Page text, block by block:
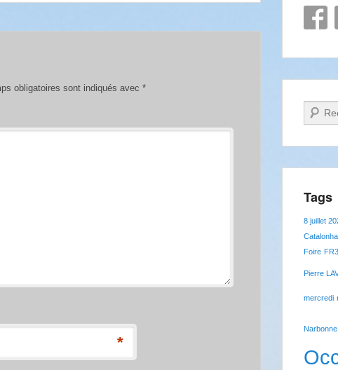
obligatoires sont indiqués avec *
*
Tags
8 juillet
Catalonha
Foire FR3
Pierre
mercredi
Narbonne